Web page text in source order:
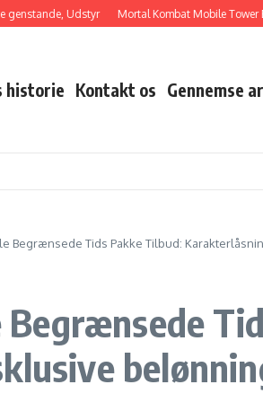
Udstyr Mortal Kombat Mobile Tower
historie Kontakt os Gennemse
Begrænsede Tids Pakke Tilbud: